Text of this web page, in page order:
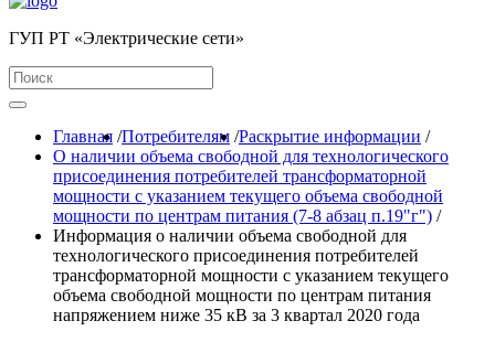
ГУП РТ «Электрические сети»
Главная /Потребителям /Раскрытие информации /
О наличии объема свободной для технологического
присоединения потребителей трансформаторной
мощности с указанием текущего объема свободной
мощности по центрам питания (7-8 абзац п.19"г") /
Информация о наличии объема свободной для
технологического присоединения потребителей
трансформаторной мощности с указанием текущего
объема свободной мощности по центрам питания
напряжением ниже 35 кВ за 3 квартал 2020 года